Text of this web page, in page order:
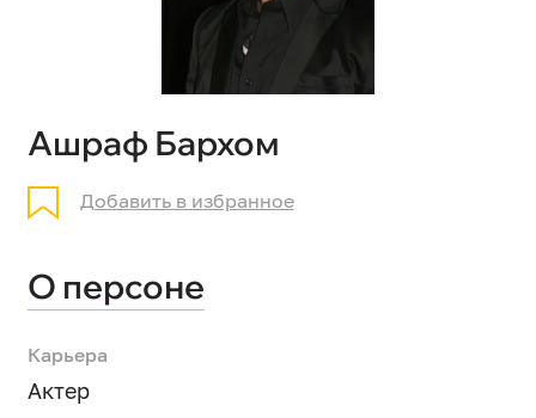
Ашраф Бархом
Добавить в избранное
О персоне
Карьера
Актер